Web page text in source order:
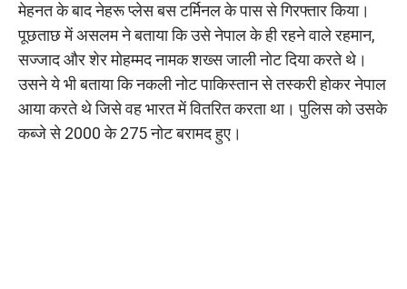
मेहनत के बाद नेहरू प्लेस बस टर्मिनल के पास से गिरफ्तार किया।
पूछताछ में असलम ने बताया कि उसे नेपाल के ही रहने वाले रहमान,
सज्जाद और शेर मोहम्मद नामक शख्स जाली नोट दिया करते थे।
उसने ये भी बताया कि नकली नोट पाकिस्तान से तस्करी होकर नेपाल
आया करते थे जिसे वह भारत में वितरित करता था। पुलिस को उसके
कब्जे से 2000 के 275 नोट बरामद हुए।